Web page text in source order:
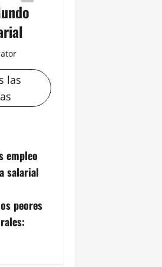
las
empleo
salarial
peores